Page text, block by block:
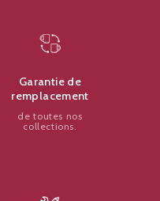
Garantie de
remplacement
de toutes nos
collections.